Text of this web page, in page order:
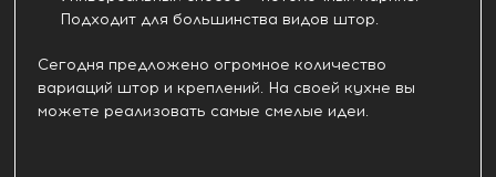
Подходит для большинства видов штор.
Сегодня предложено огромное количество
вариаций штор и креплений. На своей кухне вы
можете реализовать самые смелые идеи.